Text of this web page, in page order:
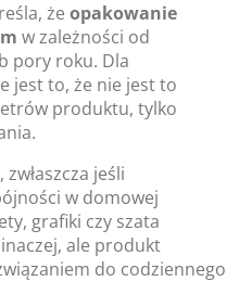
że opakowanie
w zależności od
pory roku. Dla
jest to, że nie jest to
produktu, tylko
jeśli
w domowej
grafiki czy szata
ale produkt
do codziennego